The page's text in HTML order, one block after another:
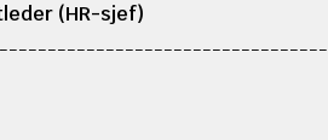
(HR-sjef)